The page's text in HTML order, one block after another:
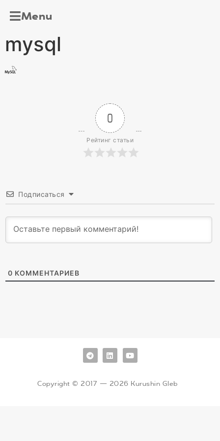
Menu
mysql
0
Рейтинг статьи
Подписаться
0 КОММЕНТАРИЕВ
Copyright © 2017 — 2026 Kurushin Gleb